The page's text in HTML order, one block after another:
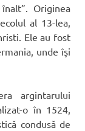
Originea
al 13-lea,
Ele au fost
unde îşi
argintarului
o în 1524,
condusă de